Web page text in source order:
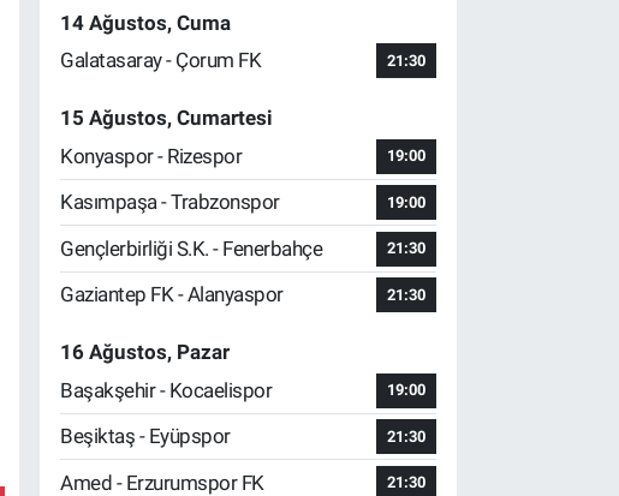
14 Ağustos, Cuma
Galatasaray - Çorum FK
21:30
15 Ağustos, Cumartesi
Konyaspor - Rizespor
19:00
Kasımpaşa - Trabzonspor 19:00
Gençlerbirliği S.K. - Fenerbahçe 21:30
Gaziantep FK - Alanyaspor 21:30
16 Ağustos, Pazar
Başakşehir - Kocaelispor
19:00
Beşiktaş - Eyüpspor 21:30
Amed - Erzurumspor FK 21:30